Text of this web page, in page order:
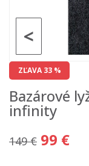
<
ZĽAVA 33 %
Bazárové
infinity
149 € 99 €